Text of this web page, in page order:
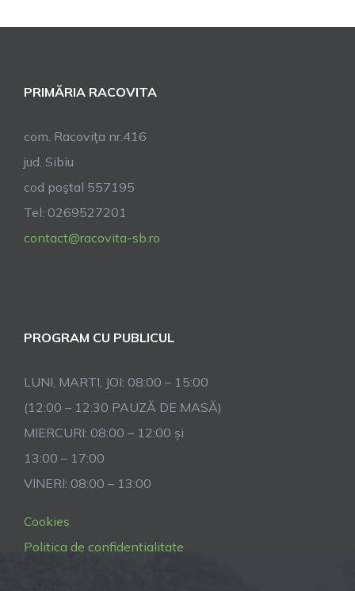
PRIMĂRIA RACOVITA
com. Racoviţa nr.416
jud. Sibiu
cod poştal 557195
Tel: 0269527201
contact@racovita-sb.ro
PROGRAM CU PUBLICUL
LUNI, MARTI, JOI: 08:00 – 15:00
(12:00 – 12:30 PAUZĂ DE MASĂ)
MIERCURI: 08:00 – 12:00 și
13:00 – 17:00
VINERI: 08:00 – 13:00
Cookies
Politica de confidentialitate